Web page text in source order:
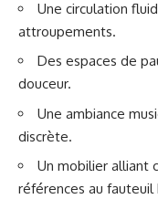
Une circulation
attroupements.
Des espaces de
douceur.
Une ambiance
discrète.
Un mobilier alliant
références au fauteuil